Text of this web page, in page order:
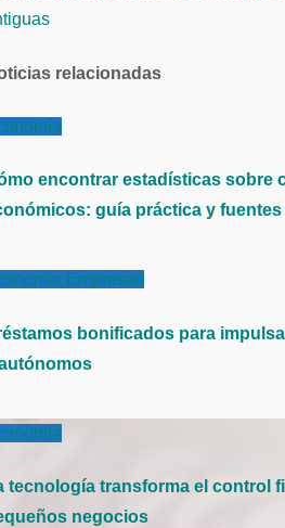
relacionadas
encontrar estadísticas sobre
guía práctica y
Empresas
bonificados para
tecnología transforma el control
negocios